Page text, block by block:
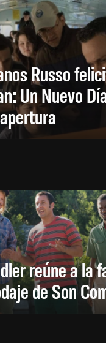
Russo
Un Nuevo
reúne a la
de Son